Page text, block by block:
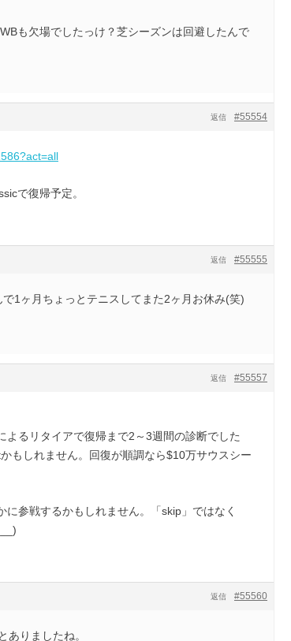
も欠場でしたっけ？芝シーズンは回避したんで
#55554
返信
で復帰予定。
#55555
返信
1ヶ月ちょっとテニスしてまた2ヶ月お休み(笑)
#55557
返信
よるリタイアで復帰まで2～3週間の診断でした
もしれません。回復が順調なら$10万サウスシー
参戦するかもしれません。「skip」ではなく
#55560
返信
ありましたね。